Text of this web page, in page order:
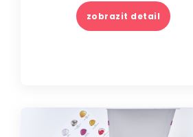
zobrazit detail